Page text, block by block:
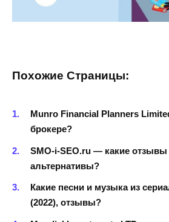
Похожие Страницы:
Munro Financial Planners
брокере?
SMO-i-SEO.ru — какие отзывы
альтернативы?
Какие песни и музыка из
(2022), отзывы?